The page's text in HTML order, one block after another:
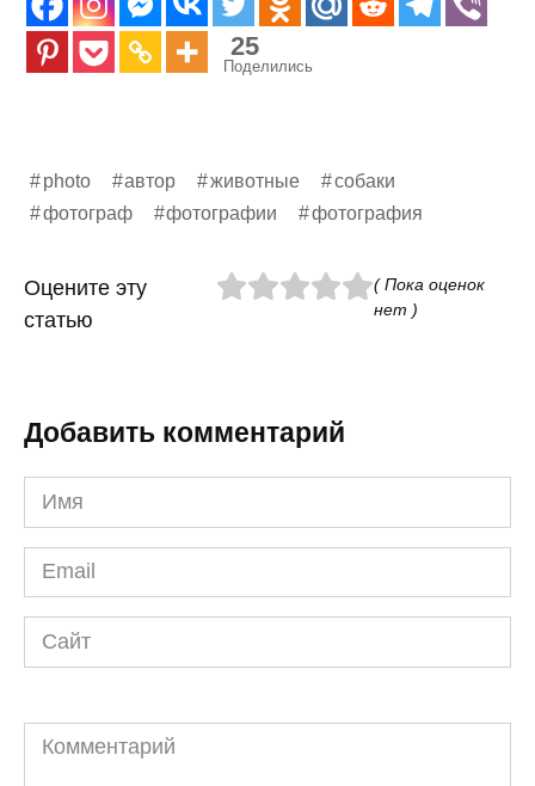
25
Поделились
photo автор животные
собаки
фотограф
фотографии фотография
Оцените эту
статью
( Пока оценок
нет )
Добавить комментарий
Имя
*
Email
*
Сайт
Комментарий